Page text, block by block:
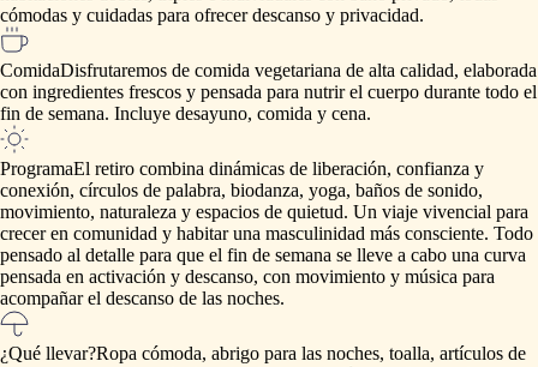
cómodas y cuidadas para ofrecer descanso y privacidad.
ComidaDisfrutaremos de comida vegetariana de alta calidad, elaborada
con ingredientes frescos y pensada para nutrir el cuerpo durante todo el
fin de semana. Incluye desayuno, comida y cena.
ProgramaEl retiro combina dinámicas de liberación, confianza y
conexión, círculos de palabra, biodanza, yoga, baños de sonido,
movimiento, naturaleza y espacios de quietud. Un viaje vivencial para
crecer en comunidad y habitar una masculinidad más consciente. Todo
pensado al detalle para que el fin de semana se lleve a cabo una curva
pensada en activación y descanso, con movimiento y música para
acompañar el descanso de las noches.
¿Qué llevar?Ropa cómoda, abrigo para las noches, toalla, artículos de